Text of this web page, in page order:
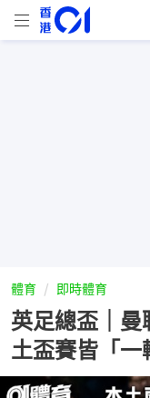
體育 即時體育
英足總盃｜
土盃賽皆「